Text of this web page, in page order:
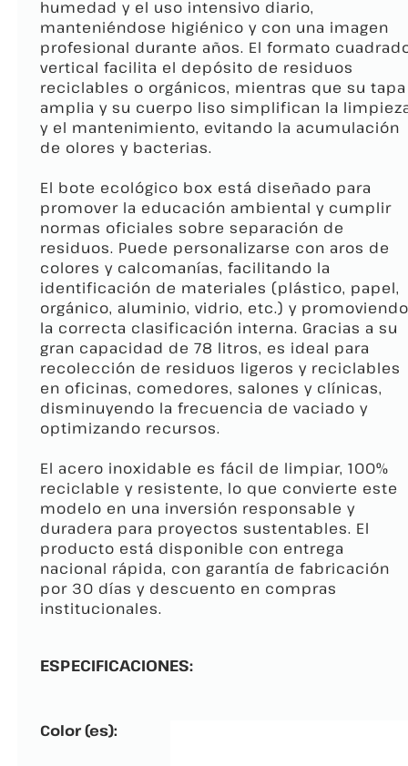
humedad y el uso intensivo diario,
manteniéndose higiénico y con una imagen
profesional durante años. El formato
vertical facilita el depósito de residuos
reciclables o orgánicos, mientras que su tapa
amplia y su cuerpo liso simplifican la
y el mantenimiento, evitando la acumulación
de olores y bacterias.
El bote ecológico box está diseñado para
promover la educación ambiental y cumplir
normas oficiales sobre separación de
residuos. Puede personalizarse con aros de
colores y calcomanías, facilitando la
identificación de materiales (plástico, papel,
orgánico, aluminio, vidrio, etc.) y promoviendo
la correcta clasificación interna. Gracias a su
gran capacidad de 78 litros, es ideal para
recolección de residuos ligeros y reciclables
en oficinas, comedores, salones y clínicas,
disminuyendo la frecuencia de vaciado y
optimizando recursos.
El acero inoxidable es fácil de limpiar, 100%
reciclable y resistente, lo que convierte este
modelo en una inversión responsable y
duradera para proyectos sustentables. El
producto está disponible con entrega
nacional rápida, con garantía de fabricación
por 30 días y descuento en compras
institucionales.
ESPECIFICACIONES:
Color (es):